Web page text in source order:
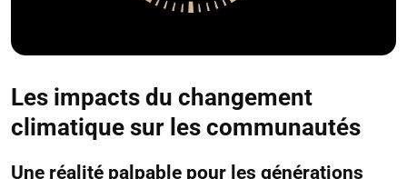
Les impacts du changement
climatique sur les communautés
Une réalité palpable pour les générations